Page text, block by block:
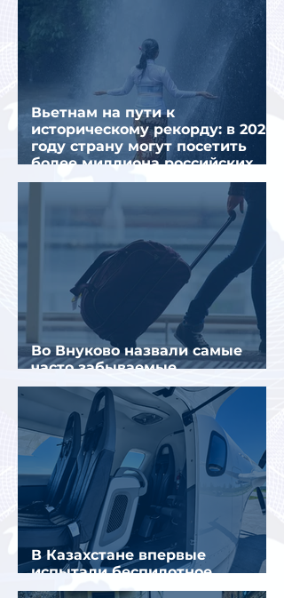
Вьетнам на пути к
историческому рекорду: в 2026
году страну могут посетить
более миллиона российских
туристов
Во Внуково назвали самые
часто забываемые
пассажирами вещи
В Казахстане впервые
испытали беспилотное
аэротакси с пассажирами